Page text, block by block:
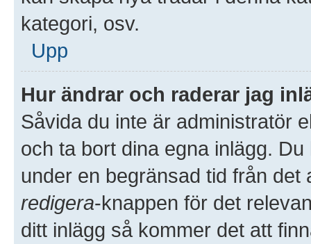
kategori, osv.
Upp
Hur ändrar och raderar jag
Såvida du inte är administratör
och ta bort dina egna inlägg.
under en begränsad tid från
redigera-knappen för det
ditt inlägg så kommer det att